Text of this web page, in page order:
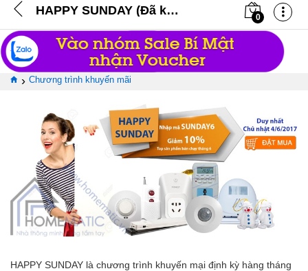
HAPPY SUNDAY (Đã kết thúc) 0
› Chương trình khuyến mãi
HAPPY SUNDAY là chương trình khuyến mại định kỳ hàng tháng